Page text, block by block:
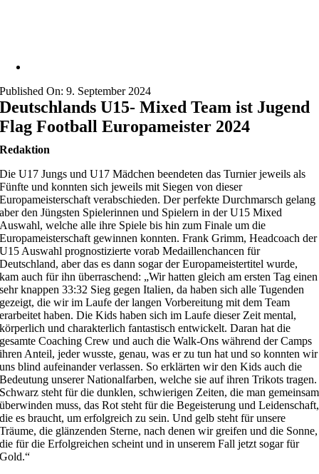
Published On: 9. September 2024
Deutschlands U15- Mixed Team ist Jugend
Flag Football Europameister 2024
Redaktion
Die U17 Jungs und U17 Mädchen beendeten das Turnier jeweils als
Fünfte und konnten sich jeweils mit Siegen von dieser
Europameisterschaft verabschieden. Der perfekte Durchmarsch gelang
aber den Jüngsten Spielerinnen und Spielern in der U15 Mixed
Auswahl, welche alle ihre Spiele bis hin zum Finale um die
Europameisterschaft gewinnen konnten. Frank Grimm, Headcoach der
U15 Auswahl prognostizierte vorab Medaillenchancen für
Deutschland, aber das es dann sogar der Europameistertitel wurde,
kam auch für ihn überraschend: „Wir hatten gleich am ersten Tag einen
sehr knappen 33:32 Sieg gegen Italien, da haben sich alle Tugenden
gezeigt, die wir im Laufe der langen Vorbereitung mit dem Team
erarbeitet haben. Die Kids haben sich im Laufe dieser Zeit mental,
körperlich und charakterlich fantastisch entwickelt. Daran hat die
gesamte Coaching Crew und auch die Walk-Ons während der Camps
ihren Anteil, jeder wusste, genau, was er zu tun hat und so konnten wir
uns blind aufeinander verlassen. So erklärten wir den Kids auch die
Bedeutung unserer Nationalfarben, welche sie auf ihren Trikots tragen.
Schwarz steht für die dunklen, schwierigen Zeiten, die man gemeinsam
überwinden muss, das Rot steht für die Begeisterung und Leidenschaft,
die es braucht, um erfolgreich zu sein. Und gelb steht für unsere
Träume, die glänzenden Sterne, nach denen wir greifen und die Sonne,
die für die Erfolgreichen scheint und in unserem Fall jetzt sogar für
Gold.“